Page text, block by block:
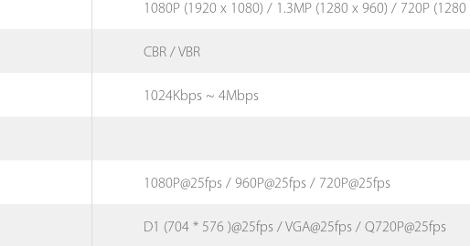
1080P (1920 x 1080) / 1.3MP (1280 x 960) / 720P (1280
CBR / VBR
1024Kbps ~ 4Mbps
1080P@25fps / 960P@25fps / 720P@25fps
D1 (704 * 576 )@25fps / VGA@25fps / Q720P@25fps